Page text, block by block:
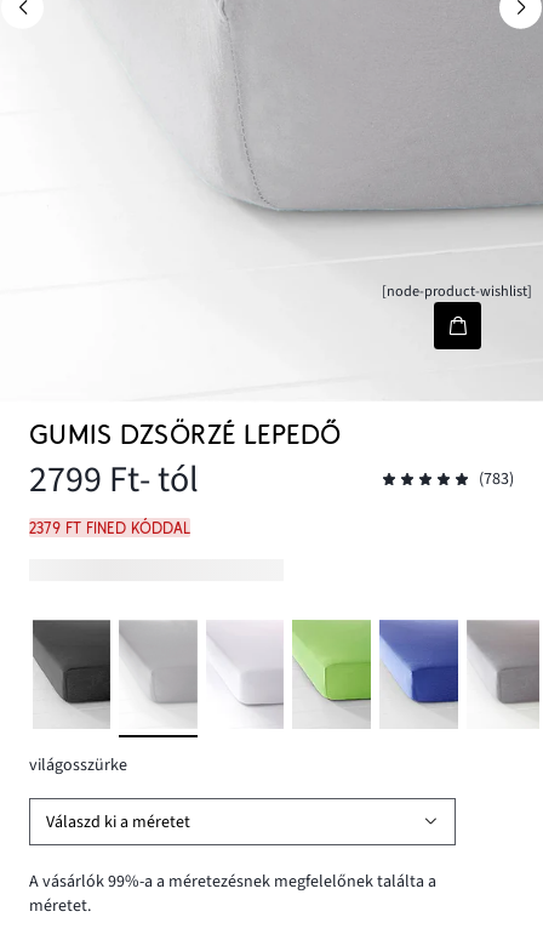
[node-product-wishlist]
GUMIS DZSÖRZÉ LEPEDŐ
2799 Ft- tól (783)
2379 Ft FINED kóddal
világosszürke
Válaszd ki a méretet
A vásárlók 99%-a a méretezésnek megfelelőnek találta a
méretet.